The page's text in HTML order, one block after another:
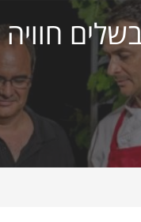
חוויה